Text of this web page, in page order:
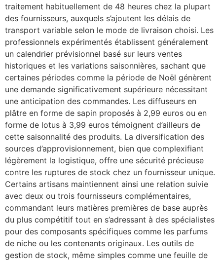
traitement habituellement de 48 heures chez la plupart
des fournisseurs, auxquels s’ajoutent les délais de
transport variable selon le mode de livraison choisi. Les
professionnels expérimentés établissent généralement
un calendrier prévisionnel basé sur leurs ventes
historiques et les variations saisonnières, sachant que
certaines périodes comme la période de Noël génèrent
une demande significativement supérieure nécessitant
une anticipation des commandes. Les diffuseurs en
plâtre en forme de sapin proposés à 2,99 euros ou en
forme de lotus à 3,99 euros témoignent d’ailleurs de
cette saisonnalité des produits. La diversification des
sources d’approvisionnement, bien que complexifiant
légèrement la logistique, offre une sécurité précieuse
contre les ruptures de stock chez un fournisseur unique.
Certains artisans maintiennent ainsi une relation suivie
avec deux ou trois fournisseurs complémentaires,
commandant leurs matières premières de base auprès
du plus compétitif tout en s’adressant à des spécialistes
pour des composants spécifiques comme les parfums
de niche ou les contenants originaux. Les outils de
gestion de stock, même simples comme une feuille de